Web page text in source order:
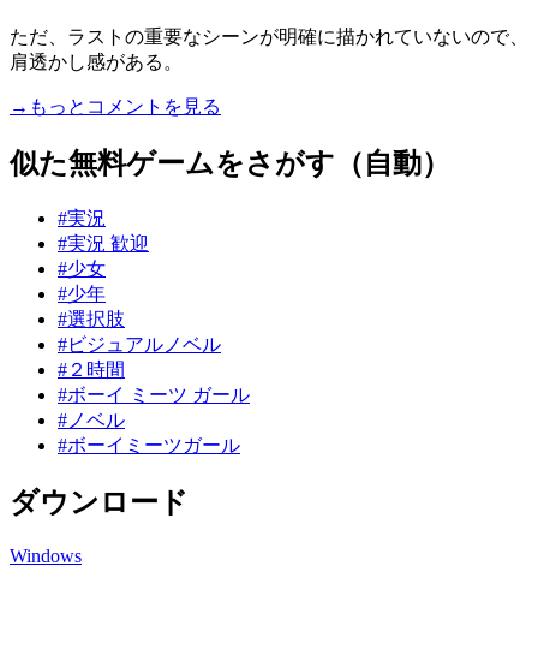
ただ、ラストの重要なシーンが明確に描かれていないので、
肩透かし感がある。
→もっとコメントを見る
似た無料ゲームをさがす（自動）
#実況
#実況 歓迎
#少女
#少年
#選択肢
#ビジュアルノベル
#２時間
#ボーイ ミーツ ガール
#ノベル
#ボーイミーツガール
ダウンロード
Windows